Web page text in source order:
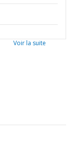
Voir la suite